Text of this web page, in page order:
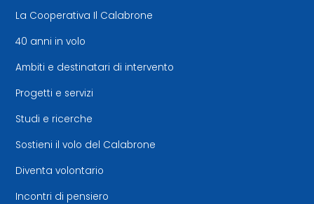
La Cooperativa Il Calabrone
40 anni in volo
Ambiti e destinatari di intervento
Progetti e servizi
Studi e ricerche
Sostieni il volo del Calabrone
Diventa volontario
Incontri di pensiero